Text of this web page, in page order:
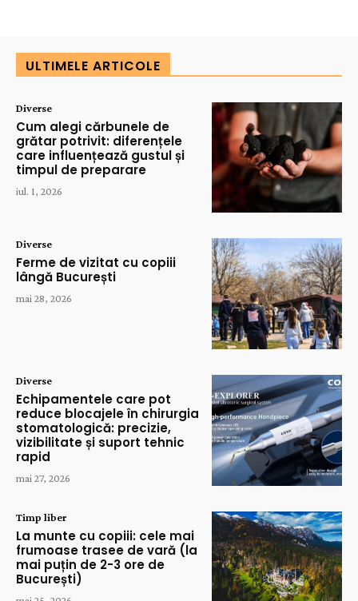
ULTIMELE ARTICOLE
Diverse
Cum alegi cărbunele de
grătar potrivit: diferențele
care influențează gustul și
timpul de preparare
iul. 1, 2026
Diverse
Ferme de vizitat cu copiii
lângă București
mai 28, 2026
Diverse
Echipamentele care pot
reduce blocajele în chirurgia
stomatologică: precizie,
vizibilitate și suport tehnic
rapid
mai 27, 2026
Timp liber
La munte cu copiii: cele mai
frumoase trasee de vară (la
mai puțin de 2-3 ore de
București)